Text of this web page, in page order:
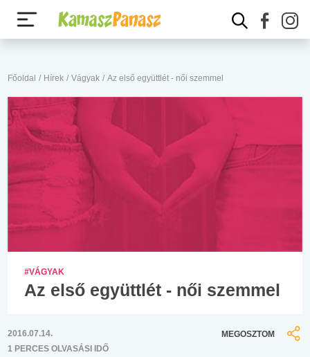
Főoldal / Hírek / Vágyak / Az első együttlét - női szemmel
#VÁGYAK
Az első együttlét - női szemmel
2016.07.14.
1 PERCES OLVASÁSI IDŐ
MEGOSZTOM